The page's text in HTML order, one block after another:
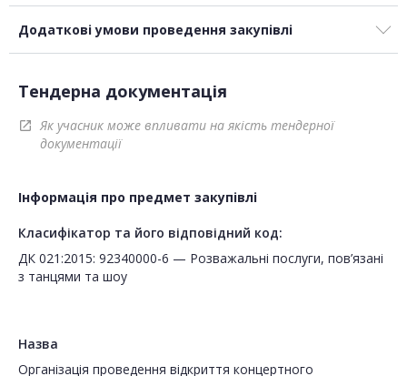
Додаткові умови проведення закупівлі
Тендерна документація
open_in_new
Як учасник може впливати на якість тендерної
документації
Інформація про предмет закупівлі
Класифікатор та його відповідний код:
ДК 021:2015: 92340000-6 — Розважальні послуги, пов’язані
з танцями та шоу
Назва
Організація проведення відкриття концертного